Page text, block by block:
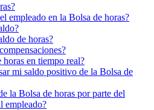
empleado en la Bolsa de horas?
de horas?
en tiempo real?
mi saldo positivo de la Bolsa de
la Bolsa de horas por parte del
empleado?